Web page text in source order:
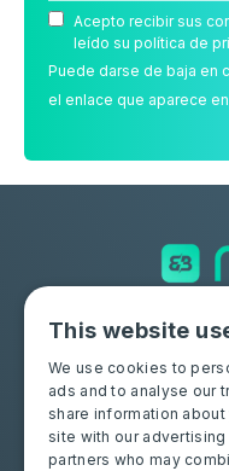
Acepto recibir sus
leído su política de
Puede darse de baja en
el enlace que aparece
Soluciones
Moba Certify Pro
Tienda
This website
We use cookies to
ads and to analyse our
share information
site with our advertising
partners who may